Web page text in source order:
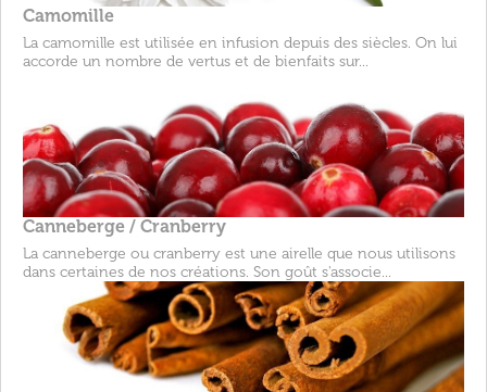
Camomille
La camomille est utilisée en infusion depuis des siècles. On lui
accorde un nombre de vertus et de bienfaits sur...
Canneberge / Cranberry
La canneberge ou cranberry est une airelle que nous utilisons
dans certaines de nos créations. Son goût s'associe...